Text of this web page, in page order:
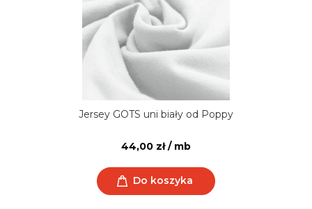
Jersey GOTS uni biały od Poppy
44,00 zł / mb
Do koszyka